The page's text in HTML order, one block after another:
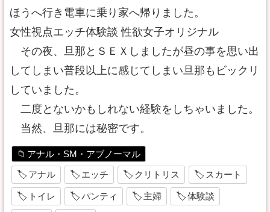
ほうへ行き電車に乗り家へ帰りました。
女性視点エッチ体験談 性欲女子オリジナル
その夜、旦那とＳＥＸしましたが昼の事を思い出
してしまい普段以上に感じてしまい旦那もビックリ
していました。
二度とないかもしれない経験をしちゃいました。
当然、旦那には秘密です。
アナル・SM・アブノーマル
アナル
エッチ クリトリス スカート
トイレ パンティ 主婦 体験談